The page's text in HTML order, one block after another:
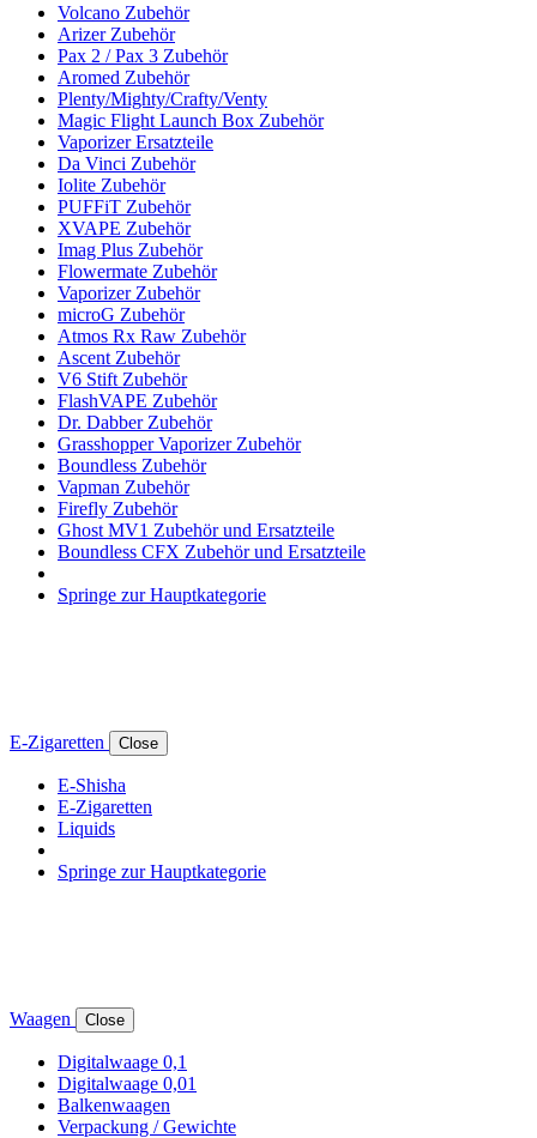
Volcano Zubehör
Arizer Zubehör
Pax 2 / Pax 3 Zubehör
Aromed Zubehör
Plenty/Mighty/Crafty/Venty
Magic Flight Launch Box Zubehör
Vaporizer Ersatzteile
Da Vinci Zubehör
Iolite Zubehör
PUFFiT Zubehör
XVAPE Zubehör
Imag Plus Zubehör
Flowermate Zubehör
Vaporizer Zubehör
microG Zubehör
Atmos Rx Raw Zubehör
Ascent Zubehör
V6 Stift Zubehör
FlashVAPE Zubehör
Dr. Dabber Zubehör
Grasshopper Vaporizer Zubehör
Boundless Zubehör
Vapman Zubehör
Firefly Zubehör
Ghost MV1 Zubehör und Ersatzteile
Boundless CFX Zubehör und Ersatzteile
Springe zur Hauptkategorie
E-Zigaretten Close
E-Shisha
E-Zigaretten
Liquids
Springe zur Hauptkategorie
Waagen Close
Digitalwaage 0,1
Digitalwaage 0,01
Balkenwaagen
Verpackung / Gewichte